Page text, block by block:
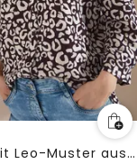
Bluse mit Leo-Muster aus Leinenmix